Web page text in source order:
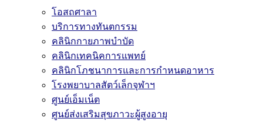
โอสถศาลา
บริการทางทันตกรรม
คลินิกกายภาพบำบัด
คลินิกเทคนิคการแพทย์
คลินิกโภชนาการและการกำหนดอาหาร
โรงพยาบาลสัตว์เล็กจุฬาฯ
ศูนย์เอ็มเน็ต
ศูนย์ส่งเสริมสุขภาวะผู้สูงอายุ